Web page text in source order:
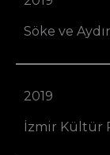
Söke ve
2019
İzmir Kültür